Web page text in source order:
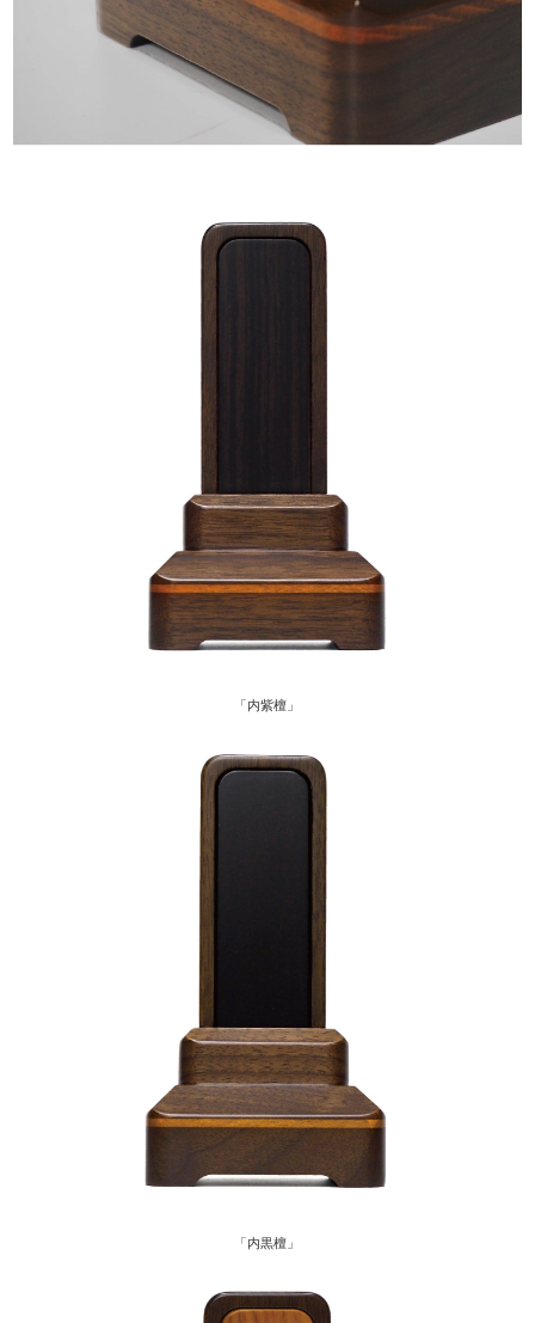
「内紫檀」
「内黒檀」